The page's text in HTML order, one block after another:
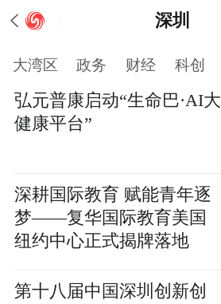
深圳
大湾区 政务 财经 科创
弘元普康启动“生命巴·AI大
健康平台”
深耕国际教育 赋能青年逐
梦——复华国际教育美国
纽约中心正式揭牌落地
第十八届中国深圳创新创